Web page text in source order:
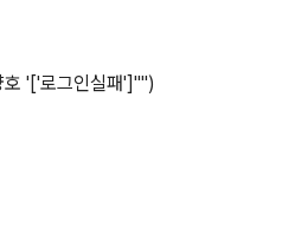
'['로그인실패']''")